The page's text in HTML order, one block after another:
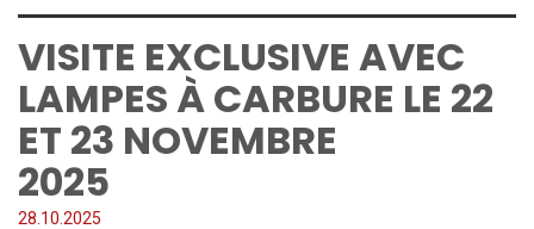
VISITE EXCLUSIVE AVEC
LAMPES À CARBURE LE 22
ET 23 NOVEMBRE
2025
28. 10 2025